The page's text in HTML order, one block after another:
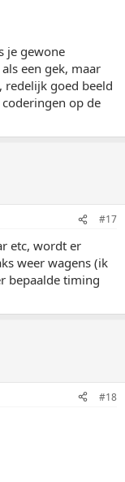
je gewone
een gek, maar
redelijk goed beeld
op de
#17
etc, wordt er
weer wagens (ik
bepaalde timing
#18